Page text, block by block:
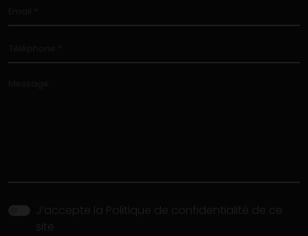
J’accepte la Politique de confidentialité de ce
site